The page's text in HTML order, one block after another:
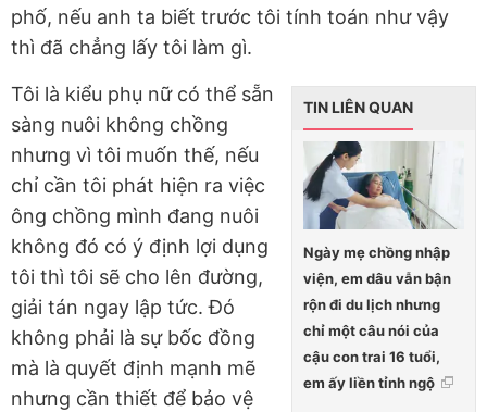
phố, nếu anh ta biết trước tôi tính toán như vậy
thì đã chẳng lấy tôi làm gì.
TIN LIÊN QUAN
Ngày mẹ chồng nhập
viện, em dâu vẫn bận
rộn đi du lịch nhưng
chỉ một câu nói của
cậu con trai 16 tuổi,
em ấy liền tỉnh ngộ
Tôi là kiểu phụ nữ có thể sẵn
sàng nuôi không chồng
nhưng vì tôi muốn thế, nếu
chỉ cần tôi phát hiện ra việc
ông chồng mình đang nuôi
không đó có ý định lợi dụng
tôi thì tôi sẽ cho lên đường,
giải tán ngay lập tức. Đó
không phải là sự bốc đồng
mà là quyết định mạnh mẽ
nhưng cần thiết để bảo vệ